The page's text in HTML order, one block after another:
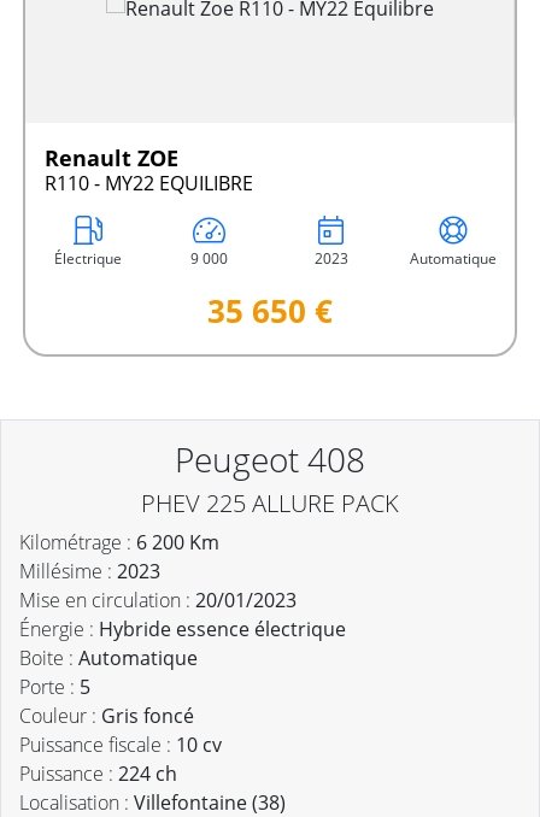
Renault ZOE
R110 - MY22 EQUILIBRE
Électrique 9 000 2023 Automatique
35 650 €
Peugeot 408
PHEV 225 ALLURE PACK
Kilométrage : 6 200 Km
Millésime : 2023
Mise en circulation : 20/01/2023
Énergie : Hybride essence électrique
Boite : Automatique
Porte : 5
Couleur : Gris foncé
Puissance fiscale : 10 cv
Puissance : 224 ch
Localisation : Villefontaine (38)